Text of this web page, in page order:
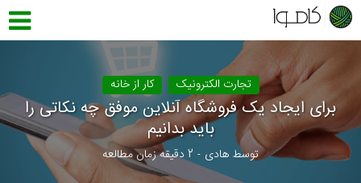
تجارت الکترونیک کار از خانه
برای ایجاد یک فروشگاه آنلاین موفق چه نکاتی را
باید بدانیم
توسط هادی 2 دقیقه زمان مطالعه